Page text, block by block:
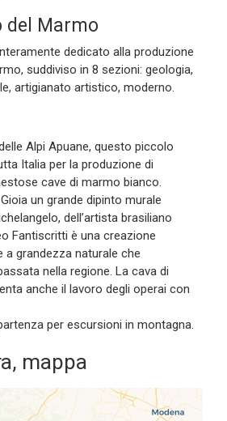
del Marmo
dedicato alla produzione
suddiviso in 8 sezioni: geologia,
artigianato artistico, moderno.
Alpi Apuane, questo piccolo
Italia per la produzione di
cave di marmo bianco.
un grande dipinto murale
dell’artista brasiliano
Fantiscritti è una creazione
a grandezza naturale che
nella regione. La cava di
anche il lavoro degli operai con
per escursioni in montagna.
mappa